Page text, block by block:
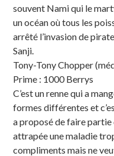
souvent Nami qui le
un océan où tous les
arrêté l’invasion de
Sanji.
Tony-Tony Chopper
Prime : 1000 Berrys
C’est un renne qui a
formes différentes et
a proposé de faire
attrapée une maladie
compliments mais ne